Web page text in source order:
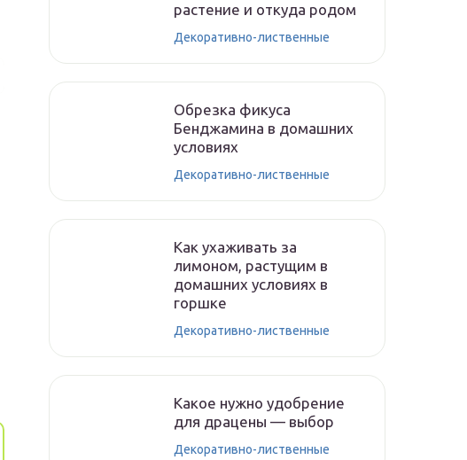
растение и откуда родом
Декоративно-лиственные
Обрезка фикуса
Бенджамина в домашних
условиях
Декоративно-лиственные
Как ухаживать за
лимоном, растущим в
домашних условиях в
горшке
Декоративно-лиственные
Какое нужно удобрение
для драцены — выбор
Декоративно-лиственные